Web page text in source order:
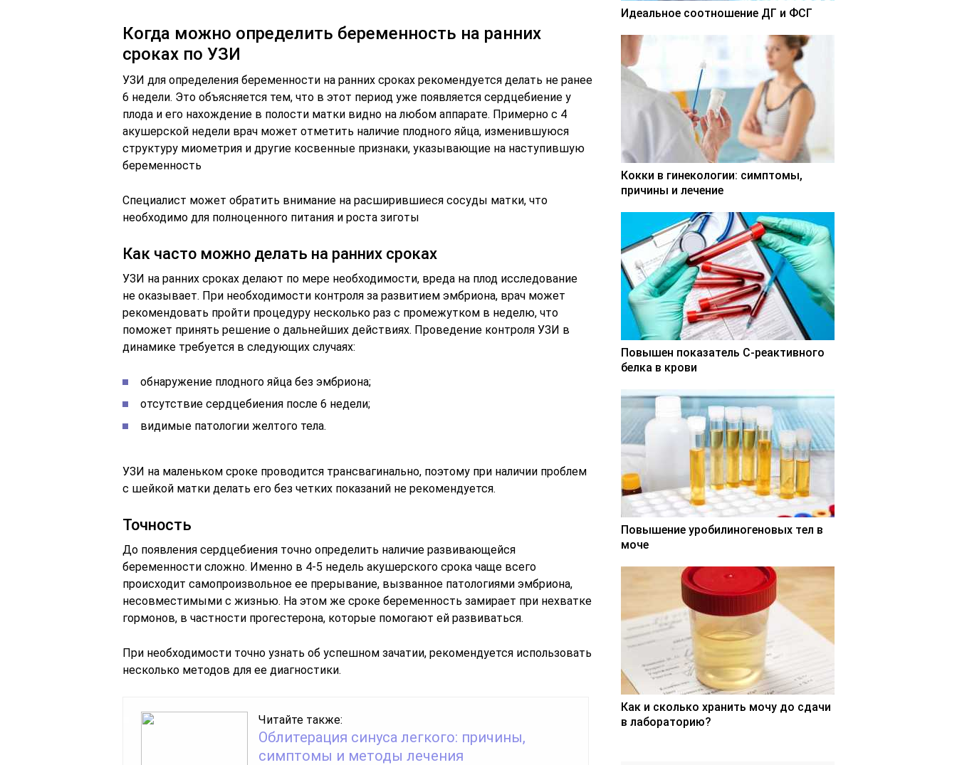
Когда можно определить беременность на ранних
сроках по УЗИ
УЗИ для определения беременности на ранних сроках рекомендуется делать не ранее
6 недели. Это объясняется тем, что в этот период уже появляется сердцебиение у
плода и его нахождение в полости матки видно на любом аппарате. Примерно с 4
акушерской недели врач может отметить наличие плодного яйца, изменившуюся
структуру миометрия и другие косвенные признаки, указывающие на наступившую
беременность
Специалист может обратить внимание на расширившиеся сосуды матки, что
необходимо для полноценного питания и роста зиготы
Как часто можно делать на ранних сроках
УЗИ на ранних сроках делают по мере необходимости, вреда на плод исследование
не оказывает. При необходимости контроля за развитием эмбриона, врач может
рекомендовать пройти процедуру несколько раз с промежутком в неделю, что
поможет принять решение о дальнейших действиях. Проведение контроля УЗИ в
динамике требуется в следующих случаях:
обнаружение плодного яйца без эмбриона;
отсутствие сердцебиения после 6 недели;
видимые патологии желтого тела.
УЗИ на маленьком сроке проводится трансвагинально, поэтому при наличии проблем
с шейкой матки делать его без четких показаний не рекомендуется.
Точность
До появления сердцебиения точно определить наличие развивающейся
беременности сложно. Именно в 4-5 недель акушерского срока чаще всего
происходит самопроизвольное ее прерывание, вызванное патологиями эмбриона,
несовместимыми с жизнью. На этом же сроке беременность замирает при нехватке
гормонов, в частности прогестерона, которые помогают ей развиваться.
При необходимости точно узнать об успешном зачатии, рекомендуется использовать
несколько методов для ее диагностики.
Читайте также:
Облитерация синуса легкого: причины,
симптомы и методы лечения
Идеальное соотношение ДГ и ФСГ
Кокки в гинекологии: симптомы,
причины и лечение
Повышен показатель С-реактивного
белка в крови
Повышение уробилиногеновых тел в
моче
Как и сколько хранить мочу до сдачи
в лабораторию?